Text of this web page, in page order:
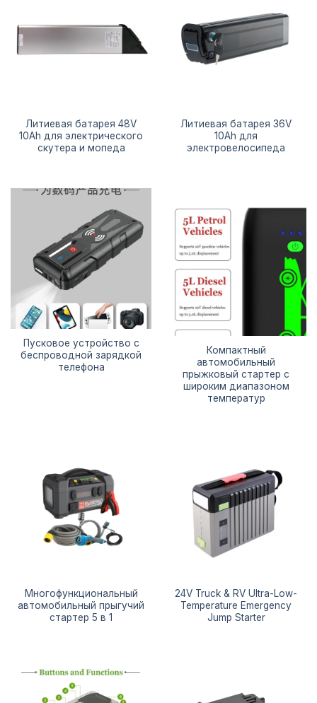
Литиевая батарея 48V
10Ah для электрического
скутера и мопеда
Литиевая батарея 36V
10Ah для
электровелосипеда
Пусковое устройство с
беспроводной зарядкой
телефона
Компактный
автомобильный
прыжковый стартер с
широким диапазоном
температур
Многофункциональный
автомобильный прыгучий
стартер 5 в 1
24V Truck & RV Ultra-Low-
Temperature Emergency
Jump Starter